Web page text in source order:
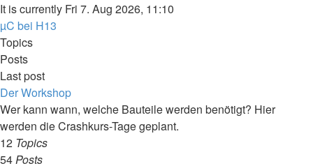
It is currently Fri 7. Aug 2026, 11:10
µC bei H13
Topics
Posts
Last post
Der Workshop
Wer kann wann, welche Bauteile werden benötigt? Hier
werden die Crashkurs-Tage geplant.
12 Topics
54Posts